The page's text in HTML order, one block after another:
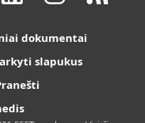
dokumentai
slapukus